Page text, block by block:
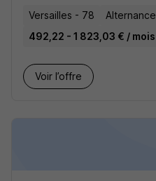
Versailles - 78
Alternance
492,22 - 1 823,03 € / mois
Voir l’offre